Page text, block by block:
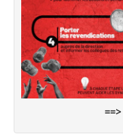
==>